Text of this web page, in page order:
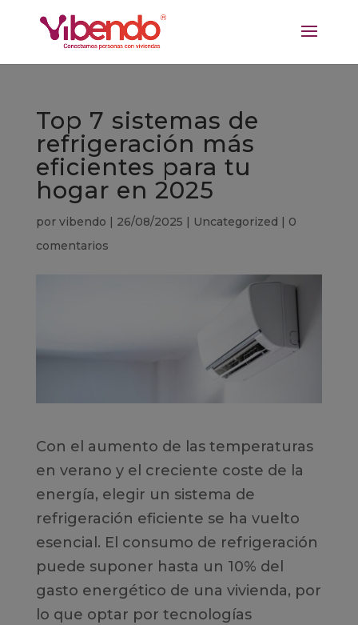
Top 7 sistemas de
refrigeración más
eficientes para tu
hogar en 2025
por vibendo | 26/08/2025 | Uncategorized | 0
comentarios
Con el aumento de las temperaturas
en verano y el creciente coste de la
energía, elegir un sistema de
refrigeración eficiente se ha vuelto
esencial. El consumo de refrigeración
puede suponer hasta un 10% del
gasto energético de una vivienda, por
lo que optar por tecnologías